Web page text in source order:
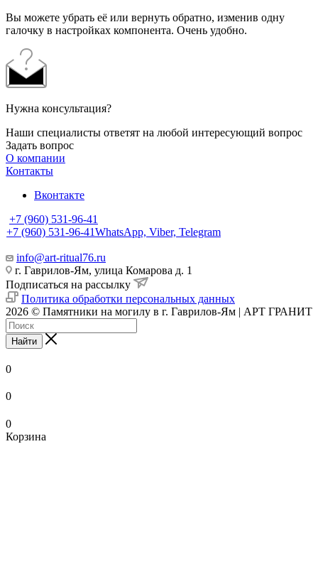
Вы можете убрать её или вернуть обратно, изменив одну
галочку в настройках компонента. Очень удобно.
Нужна консультация?
Наши специалисты ответят на любой интересующий вопрос
Задать вопрос
О компании
Контакты
Вконтакте
+7 (960) 531-96-41
+7 (960) 531-96-41WhatsApp, Viber, Telegram
info@art-ritual76.ru
г. Гаврилов-Ям, улица Комарова д. 1
Подписаться на рассылку
Политика обработки персональных данных
2026 © Памятники на могилу в г. Гаврилов-Ям | АРТ ГРАНИТ
Найти
0
0
0
Корзина